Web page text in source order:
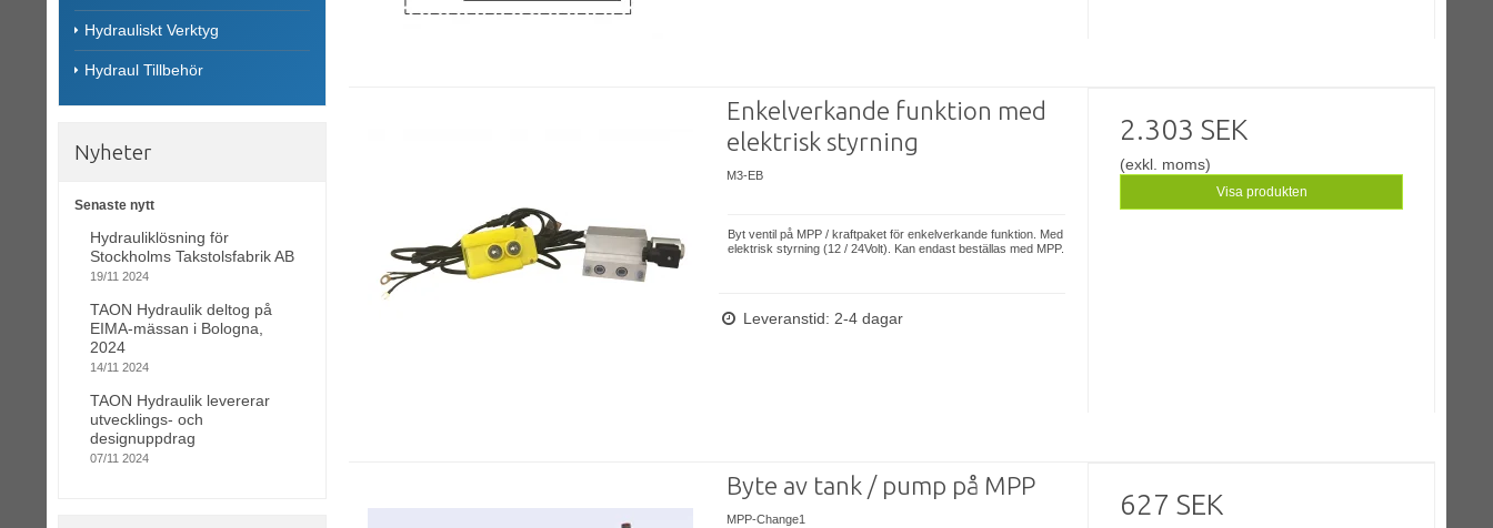
Hydrauliskt Verktyg
Hydraul Tillbehör
Nyheter
Senaste nytt
Hydrauliklösning för
Stockholms Takstolsfabrik AB
19/11 2024
TAON Hydraulik deltog på
EIMA-mässan i Bologna,
2024
14/11 2024
TAON Hydraulik levererar
utvecklings- och
designuppdrag
07/11 2024
Enkelverkande funktion med
elektrisk styrning
M3-EB
Byt ventil på MPP / ​​kraftpaket för enkelverkande funktion. Med
elektrisk styrning (12 / 24Volt). Kan endast beställas med MPP.
Leveranstid: 2-4 dagar
2.303 SEK
(exkl. moms)
Visa produkten
Byte av tank / pump på MPP
MPP-Change1 627 SEK